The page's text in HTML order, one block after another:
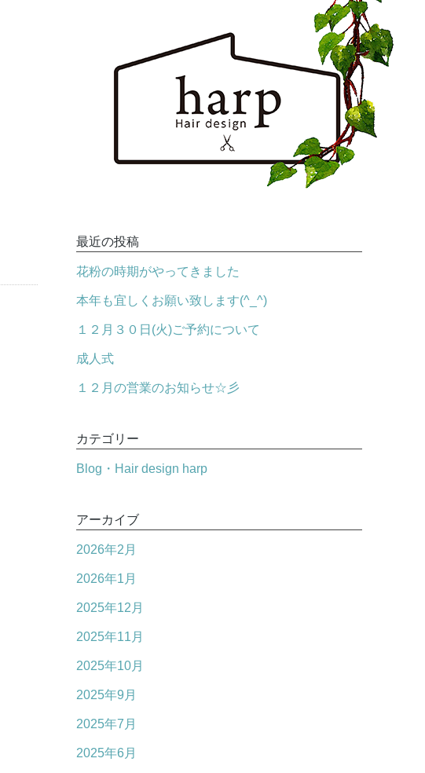
最近の投稿
花粉の時期がやってきました
本年も宜しくお願い致します(^_^)
１２月３０日(火)ご予約について
成人式
１２月の営業のお知らせ☆彡
カテゴリー
Blog・Hair design harp
アーカイブ
2026年2月
2026年1月
2025年12月
2025年11月
2025年10月
2025年9月
2025年7月
2025年6月